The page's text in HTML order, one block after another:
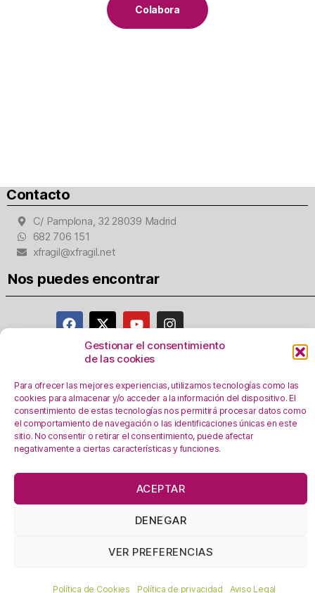
Gestionar el consentimiento
de las cookies
Para ofrecer las mejores experiencias, utilizamos tecnologías como las
cookies para almacenar y/o acceder a la información del dispositivo. El
consentimiento de estas tecnologías nos permitirá procesar datos como
el comportamiento de navegación o las identificaciones únicas en este
sitio. No consentir o retirar el consentimiento, puede afectar
negativamente a ciertas características y funciones.
ACEPTAR
DENEGAR
VER PREFERENCIAS
Política de Cookies Política de privacidad Aviso Legal
Colabora
Contacto
C/ Pamplona, 32 28039 Madrid
682 706 151
xfragil@xfragil.net
Nos puedes encontrar
Política de privacidad
Registro Actividades como responsables del
tratamiento
Política de Cookies
OK!